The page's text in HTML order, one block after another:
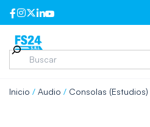
Inicio / Audio / Consolas (Estudios)